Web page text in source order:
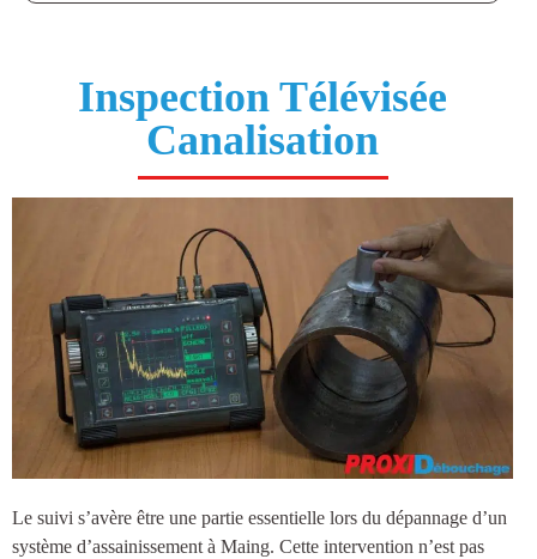
Inspection Télévisée
Canalisation
Le suivi s’avère être une partie essentielle lors du dépannage d’un
système d’assainissement à Maing. Cette intervention n’est pas